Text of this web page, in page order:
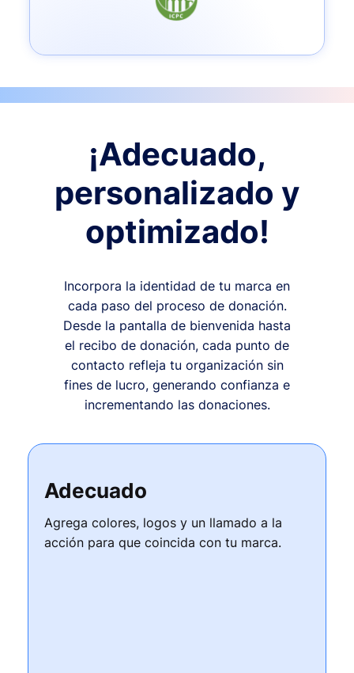
¡Adecuado,
personalizado y
optimizado!
Incorpora la identidad de tu marca en
cada paso del proceso de donación.
Desde la pantalla de bienvenida hasta
el recibo de donación, cada punto de
contacto refleja tu organización sin
fines de lucro, generando confianza e
incrementando las donaciones.
Adecuado
Agrega colores, logos y un llamado a la
acción para que coincida con tu marca.